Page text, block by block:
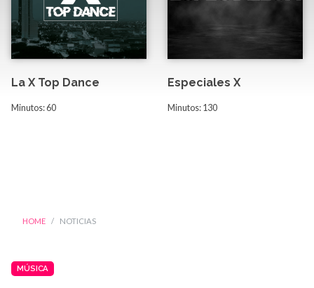
La X Top Dance
Minutos: 60
Especiales X
Minutos: 130
HOME NOTICIAS
MÚSICA